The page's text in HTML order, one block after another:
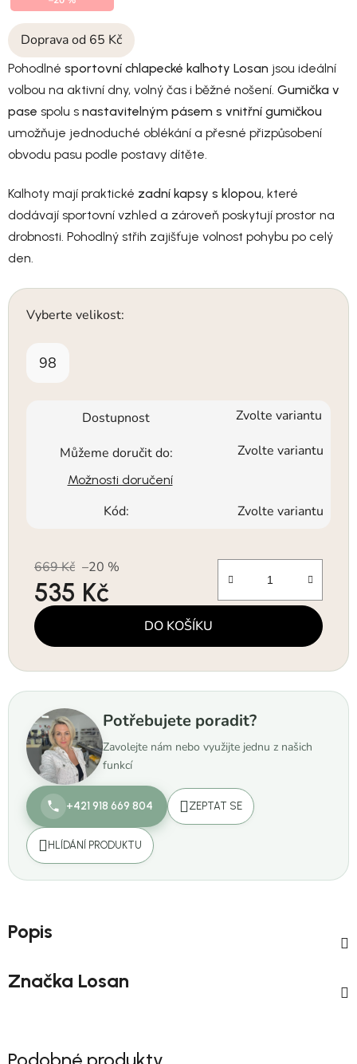
Doprava od 65 Kč
Pohodlné sportovní chlapecké kalhoty Losan jsou ideální
volbou na aktivní dny, volný čas i běžné nošení. Gumička v
pase spolu s nastavitelným pásem s vnitřní gumičkou
umožňuje jednoduché oblékání a přesné přizpůsobení
obvodu pasu podle postavy dítěte.
Kalhoty mají praktické zadní kapsy s klopou, které
dodávají sportovní vzhled a zároveň poskytují prostor na
drobnosti. Pohodlný střih zajišťuje volnost pohybu po celý
den.
Vyberte velikost:
98
Dostupnost Zvolte variantu
Můžeme doručit do: Zvolte variantu
Možnosti doručení
Kód: Zvolte variantu
669 Kč –20 %
535 Kč
Měrná cena: DO KOŠÍKU
Potřebujete poradit?
Zavolejte nám nebo využijte jednu z našich
funkcí
+421 918 669 804 ZEPTAT SE
HLÍDÁNÍ PRODUKTU
Popis
Značka Losan